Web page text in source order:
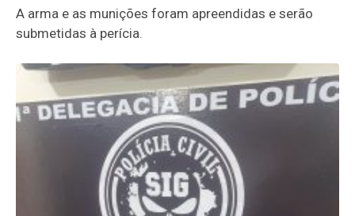
A arma e as munições foram apreendidas e serão
submetidas à perícia.